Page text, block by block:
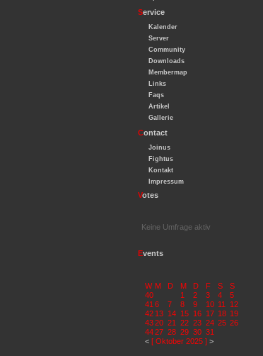
Service
Kalender
Server
Community
Downloads
Membermap
Links
Faqs
Artikel
Gallerie
Contact
Joinus
Fightus
Kontakt
Impressum
Votes
Keine Umfrage aktiv
Events
W M D M D F S
S
40
1 2 3 4
5
41 6 7 8 9 10 11
12
42 13 14 15 16 17 18 19
43 20 21 22 23 24 25 26
44 27 28 29 30 31
<[ Oktober 2025 ] >